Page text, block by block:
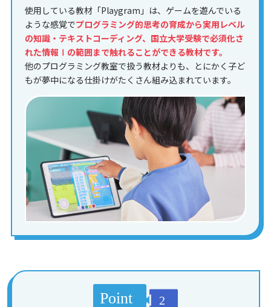
使用している教材「Playgram」は、ゲームを遊んでいる
ような感覚でプログラミング的思考の育成から実用レベル
の知識・テキストコーディング、国立大学受験で必須化さ
れた情報Ⅰの範囲まで触れることができる教材です。
他のプログラミング教室で扱う教材よりも、とにかく子ど
もが夢中になる仕掛けがたくさん組み込まれています。